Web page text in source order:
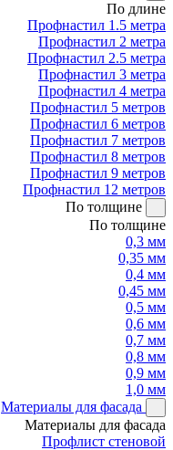
По длине
Профнастил 1.5 метра
Профнастил 2 метра
Профнастил 2.5 метра
Профнастил 3 метра
Профнастил 4 метра
Профнастил 5 метров
Профнастил 6 метров
Профнастил 7 метров
Профнастил 8 метров
Профнастил 9 метров
Профнастил 12 метров
По толщине
По толщине
0,3 мм
0,35 мм
0,4 мм
0,45 мм
0,5 мм
0,6 мм
0,7 мм
0,8 мм
0,9 мм
1,0 мм
Материалы для фасада
Материалы для фасада
Профлист стеновой